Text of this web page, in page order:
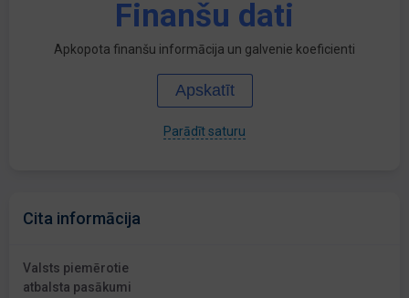
Finanšu dati
Apkopota finanšu informācija un galvenie koeficienti
Apskatīt
Parādīt saturu
Cita informācija
Valsts piemērotie
atbalsta pasākumi